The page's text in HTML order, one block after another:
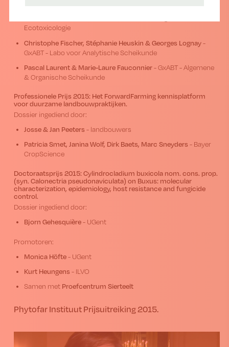
Ecotoxicologie
Christophe Fischer, Stéphanie Heuskin & Georges Lognay-
GxABT - Labo voor Analytische Scheikunde
Pascal Laurent & Marie-Laure Fauconnier- GxABT - Algemene
& Organische Scheikunde
Professionele Prijs 2015: Het ForwardFarming kennisplatform
voor duurzame landbouwpraktijken.
Dossier ingediend door:
Josse & Jan Peeters - landbouwers
Patricia Smet, Janina Wolf, Dirk Baets, Marc Sneyders - Bayer
CropScience
Doctoraatsprijs 2015: Cylindrocladium buxicola nom. cons. prop.
(syn. Calonectria pseudonaviculata) on Buxus: molecular
characterization, epidemiology, host resistance and fungicide
control.
Dossier ingediend door:
Bjorn Gehesquière- UGent
Promotoren:
Monica Höfte- UGent
Kurt Heungens - ILVO
Samen met Proefcentrum Sierteelt
Phytofar Instituut Prijsuitreiking 2015.